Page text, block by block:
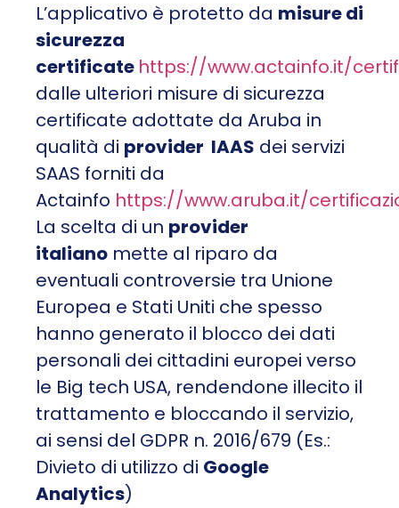
L’applicativo è protetto da misure di
sicurezza
certificate https://www.actainfo.it/
dalle ulteriori misure di sicurezza
certificate adottate da Aruba in
qualità di provider IAAS dei servizi
SAAS forniti da
Actainfo https://www.aruba.it/
La scelta di un provider
italiano mette al riparo da
eventuali controversie tra Unione
Europea e Stati Uniti che spesso
hanno generato il blocco dei dati
personali dei cittadini europei verso
le Big tech USA, rendendone illecito il
trattamento e bloccando il servizio,
ai sensi del GDPR n. 2016/679 (Es.:
Divieto di utilizzo di Google
Analytics)